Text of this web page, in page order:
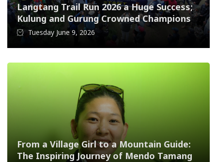
Langtang Trail Run 2026 a Huge Success;
Kulung and Gurung Crowned Champions
Tuesday June 9, 2026
From a Village Girl to a Mountain Guide:
The Inspiring Journey of Mendo Tamang